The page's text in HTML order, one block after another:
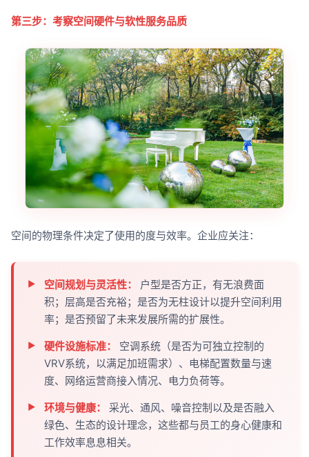
第三步：考察空间硬件与软性服务品质
空间的物理条件决定了使用的度与效率。企业应关注：
空间规划与灵活性：
户型是否方正，有无浪费面
积；层高是否充裕；是否为无柱设计以提升空间利用
率；是否预留了未来发展所需的扩展性。
硬件设施标准：
空调系统（是否为可独立控制的
VRV系统，以满足加班需求）、电梯配置数量与速
度、网络运营商接入情况、电力负荷等。
环境与健康：
采光、通风、噪音控制以及是否融入
绿色、生态的设计理念，这些都与员工的身心健康和
工作效率息息相关。